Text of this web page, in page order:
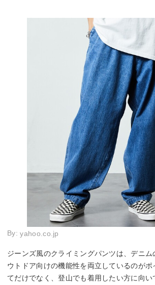
By:yahoo.co.jp
ジーンズ風のクライミングパンツは、デニ
ウトドア向けの機能性を両立しているのがポ
てだけでなく、登山でも着用したい方に向い